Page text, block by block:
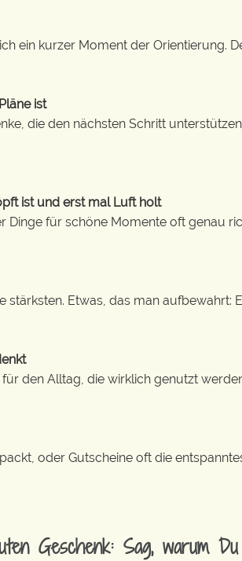
ein kurzer Moment der Orientierung.
ist
die den nächsten Schritt
ist und erst mal Luft holt
Dinge für schöne Momente oft genau
stärksten. Etwas, das man aufbewahrt:
den Alltag, die wirklich genutzt
oder Gutscheine oft die
Geschenk: Sag, warum